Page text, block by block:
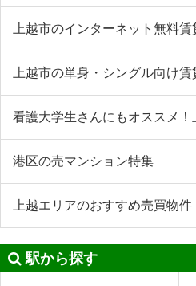
上越市のインターネット無料賃
上越市の単身・シングル向け賃
看護大学生さんにもオススメ！
港区の売マンション特集
上越エリアのおすすめ売買物件
駅から探す